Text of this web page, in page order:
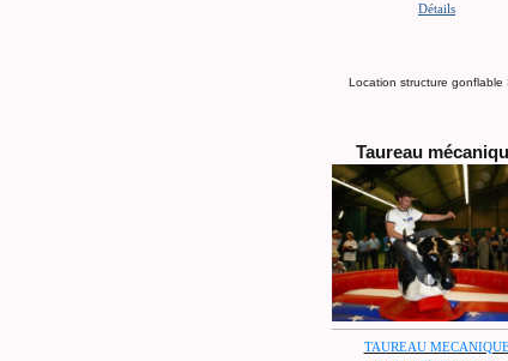
Détails
Location structure
Taureau
TAUREAU